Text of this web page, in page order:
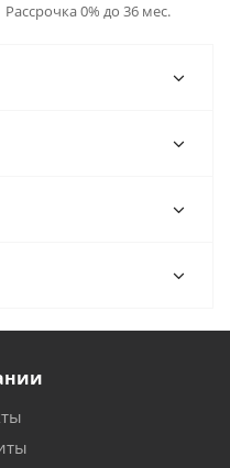
Рассрочка 0% до 36 мес.